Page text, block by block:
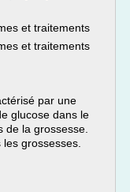
et traitements
et traitements
par une
glucose dans le
de la grossesse.
grossesses.